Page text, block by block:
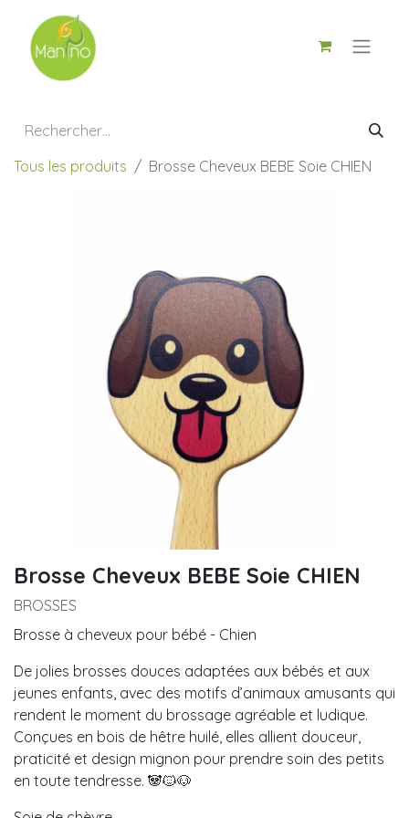
Tous les produits Brosse Cheveux BEBE Soie CHIEN
Brosse Cheveux BEBE Soie CHIEN
BROSSES
Brosse à cheveux pour bébé - Chien
De jolies brosses douces adaptées aux bébés et aux
jeunes enfants, avec des motifs d’animaux amusants qui
rendent le moment du brossage agréable et ludique.
Conçues en bois de hêtre huilé, elles allient douceur,
praticité et design mignon pour prendre soin des petits
en toute tendresse. 🐼🐱🐶